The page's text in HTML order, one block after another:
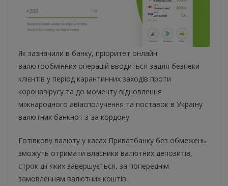
Як зазначили в банку, пріоритет онлайн
валютообмінних операцій вводиться задля безпеки
клієнтів у період карантинних заходів проти
коронавірусу та до моменту відновлення
міжнародного авіасполучення та поставок в Україну
валютних банкнот з-за кордону.
Готівкову валюту у касах Приватбанку без обмежень
зможуть отримати власники валютних депозитів,
строк дії яких завершується, за попереднім
замовленням валютних коштів.